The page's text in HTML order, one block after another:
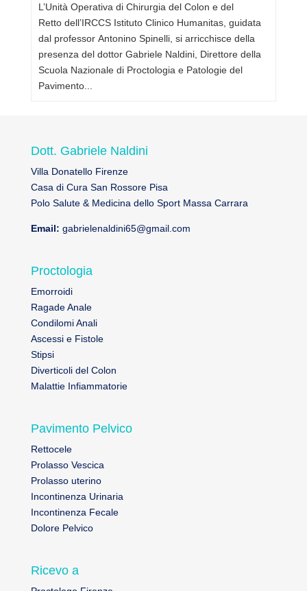
L’Unità Operativa di Chirurgia del Colon e del
Retto dell’IRCCS Istituto Clinico Humanitas, guidata
dal professor Antonino Spinelli, si arricchisce della
presenza del dottor Gabriele Naldini, Direttore della
Scuola Nazionale di Proctologia e Patologie del
Pavimento...
Dott. Gabriele Naldini
Villa Donatello Firenze
Casa di Cura San Rossore Pisa
Polo Salute & Medicina dello Sport Massa Carrara
Email: gabrielenaldini65@gmail.com
Proctologia
Emorroidi
Ragade Anale
Condilomi Anali
Ascessi e Fistole
Stipsi
Diverticoli del Colon
Malattie Infiammatorie
Pavimento Pelvico
Rettocele
Prolasso Vescica
Prolasso uterino
Incontinenza Urinaria
Incontinenza Fecale
Dolore Pelvico
Ricevo a